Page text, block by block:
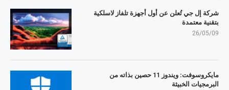
شركة إل جي تُعلن عن أول أجهزة تلفاز لاسلكية
بتقنية معتمدة
26/05/09
مايكروسوفت: ويندوز 11 حصين بذاته من
البرمجيات الخبيثة